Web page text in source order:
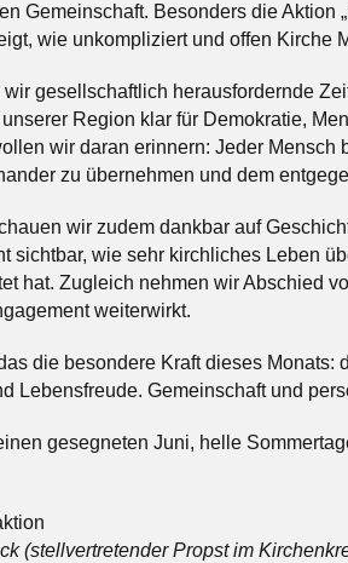
Gemeinschaft. Besonders die Aktion
wie unkompliziert und offen Kirche
gesellschaftlich herausfordernde
Region klar für Demokratie,
wir daran erinnern: Jeder
zu übernehmen und dem
wir zudem dankbar auf
sichtbar, wie sehr kirchliches Leben
hat. Zugleich nehmen wir Abschied
weiterwirkt.
die besondere Kraft dieses Monats:
Lebensfreude. Gemeinschaft und
gesegneten Juni, helle
(stellvertretender Propst im